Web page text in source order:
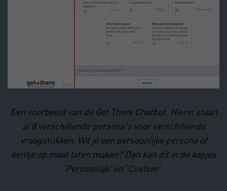
Een voorbeeld van de Get There Chatbot. Hierin staan
al 8 verschillende persona’s voor verschillende
vraagstukken. Wil je een persoonlijke persona of
eentje op maat laten maken? Dan kan dit in de kopjes
‘Persoonlijk’ en ‘Custom’.